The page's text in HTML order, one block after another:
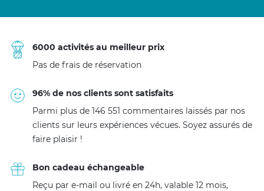
6000 activités au meilleur prix
Pas de frais de réservation
96% de nos clients sont satisfaits
Parmi plus de 146 551 commentaires laissés par nos
clients sur leurs expériences vécues. Soyez assurés de
faire plaisir !
Bon cadeau échangeable
Reçu par e-mail ou livré en 24h, valable 12 mois,